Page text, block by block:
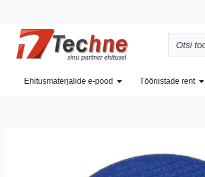
Ehitusmaterjalide e-pood Tööriistade rent